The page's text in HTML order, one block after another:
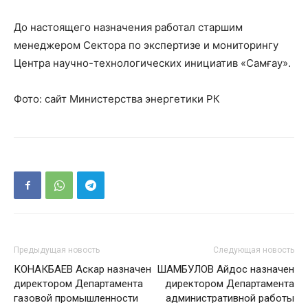
До настоящего назначения работал старшим
менеджером Сектора по экспертизе и мониторингу
Центра научно-технологических инициатив «Самғау».
Фото: сайт Министерства энергетики РК
Предыдущая новость
КОНАКБАЕВ Аскар назначен
директором Департамента
газовой промышленности
Следующая новость
ШАМБУЛОВ Айдос назначен
директором Департамента
административной работы